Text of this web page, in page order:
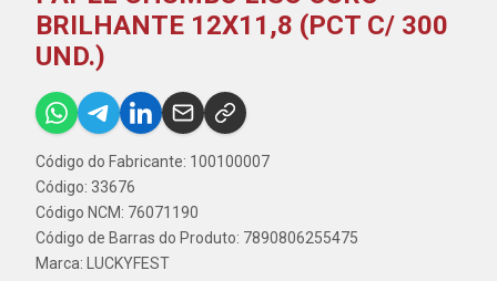
BRILHANTE 12X11,8 (PCT C/ 300
UND.)
Código do Fabricante: 100100007
Código: 33676
Código NCM: 76071190
Código de Barras do Produto: 7890806255475
Marca:
LUCKYFEST